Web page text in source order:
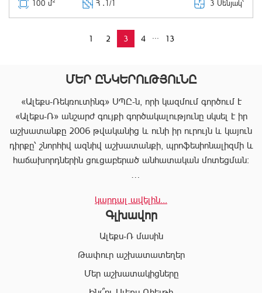
100 մ Հ ․ 1/1 3 Սենյակ՝
1 2 3 4 ... 13
ՄԵՐ ԸՆԿԵՐՈւԹՅՈւՆԸ
«Ալեքս-Ռեկռուտինգ» ՍՊԸ-ն, որի կազմում գործում է
«Ալեքս-Ռ» անշարժ գույքի գործակալությունը սկսել է իր
աշխատանքը 2006 թվականից և ունի իր ուրույն և կայուն
դիրքը՝ շնորհիվ ազնիվ աշխատանքի, պրոֆեսիոնալիզմի և
հաճախորդներին ցուցաբերած անհատական մոտեցման:
ամբողջական փաթեթ, որը թույլ է տալիս հաճախորդին
արագ իրագործել ցանկացած գործարք անշարժ գույքի
ոլորտում:
շնորհիվ՝ «Ալեքս-Ռ» ընկերության պրոֆեսիոնալ
անձնակազմը Ձեզ կօգնի իրականացնել շահավետ
կարդալ ավելին...
Գլխավոր
Ալեքս-Ռ մասին
Թափուր աշխատատեղեր
Մեր աշխատակիցները